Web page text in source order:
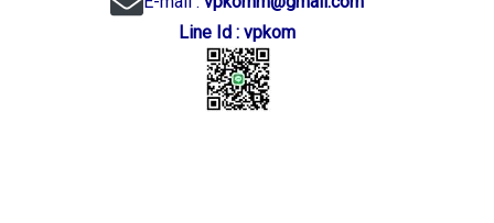
Line Id : vpkom